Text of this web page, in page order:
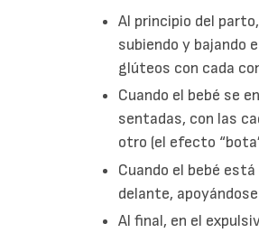
Al principio del
subiendo y bajando
glúteos con cada
Cuando el bebé se
sentadas, con las
otro (el efecto
Cuando el bebé
delante,
Al final, en el